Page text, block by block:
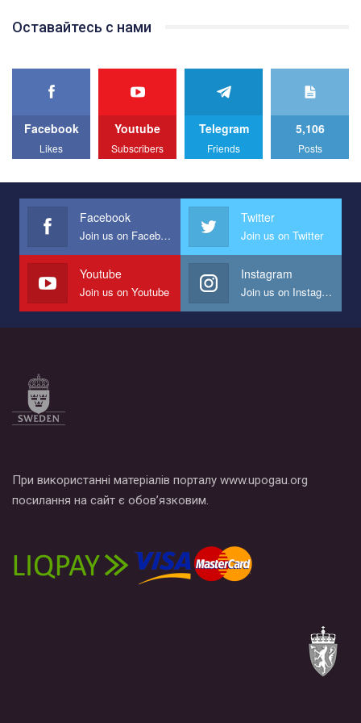
best video, representing programme for the development of
We appeal to your support and ask to help us implement our plan
All you have to do is to press "Like" below the video.
Эмоционально сильный ролик от команды "Гей-альянс
представляющий программу развития организации.
Мы просим вас поддержать нас и помочь нам реализовать
наш план по борьбе с насилием и дискриминацией на почве
СОГИ в Украине.
Все, что вам нужно сделать - это зайти на наш канал YouTube
Оставайтесь с нами
Facebook
Likes
Youtube
Subscribers
Telegram
Friends
5,106
Posts
Facebook
Join us on Facebook
Twitter
Join us on Twitter
Youtube
Join us on Youtube
Instagram
Join us on Instagram
При використанні матеріалів порталу www.upogau.org
посилання на сайт є обов’язковим.